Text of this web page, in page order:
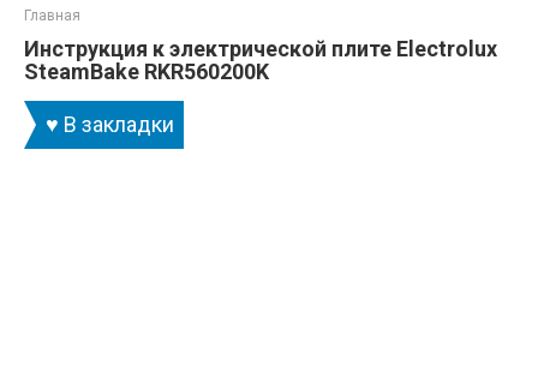
Главная
Инструкция к электрической плите Electrolux
SteamBake RKR560200K
♥ В закладки